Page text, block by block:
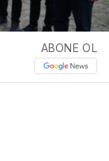
ABONE OL